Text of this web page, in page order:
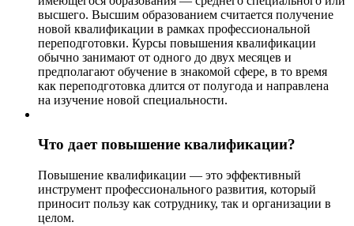
высшего. Высшим образованием считается получение
новой квалификации в рамках профессиональной
переподготовки. Курсы повышения квалификации
обычно занимают от одного до двух месяцев и
предполагают обучение в знакомой сфере, в то время
как переподготовка длится от полугода и направлена
на изучение новой специальности.
Что дает повышение квалификации?
Повышение квалификации — это эффективный
инструмент профессионального развития, который
приносит пользу как сотруднику, так и организации в
целом.